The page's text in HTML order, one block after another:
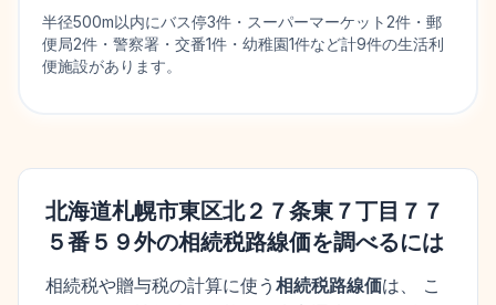
半径500m以内にバス停3件・スーパーマーケット2件・郵
便局2件・警察署・交番1件・幼稚園1件など計9件の生活利
便施設があります。
北海道札幌市東区北２７条東７丁目７７
５番５９外の相続税路線価を調べるには
相続税や贈与税の計算に使う 相続税路線価は、 こ